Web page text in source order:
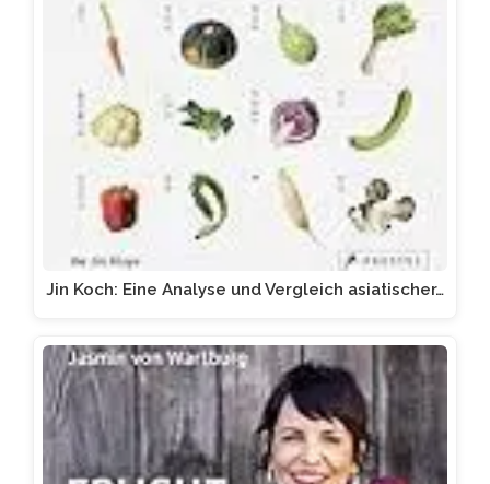
Jin Koch: Eine Analyse und Vergleich asiatischer…